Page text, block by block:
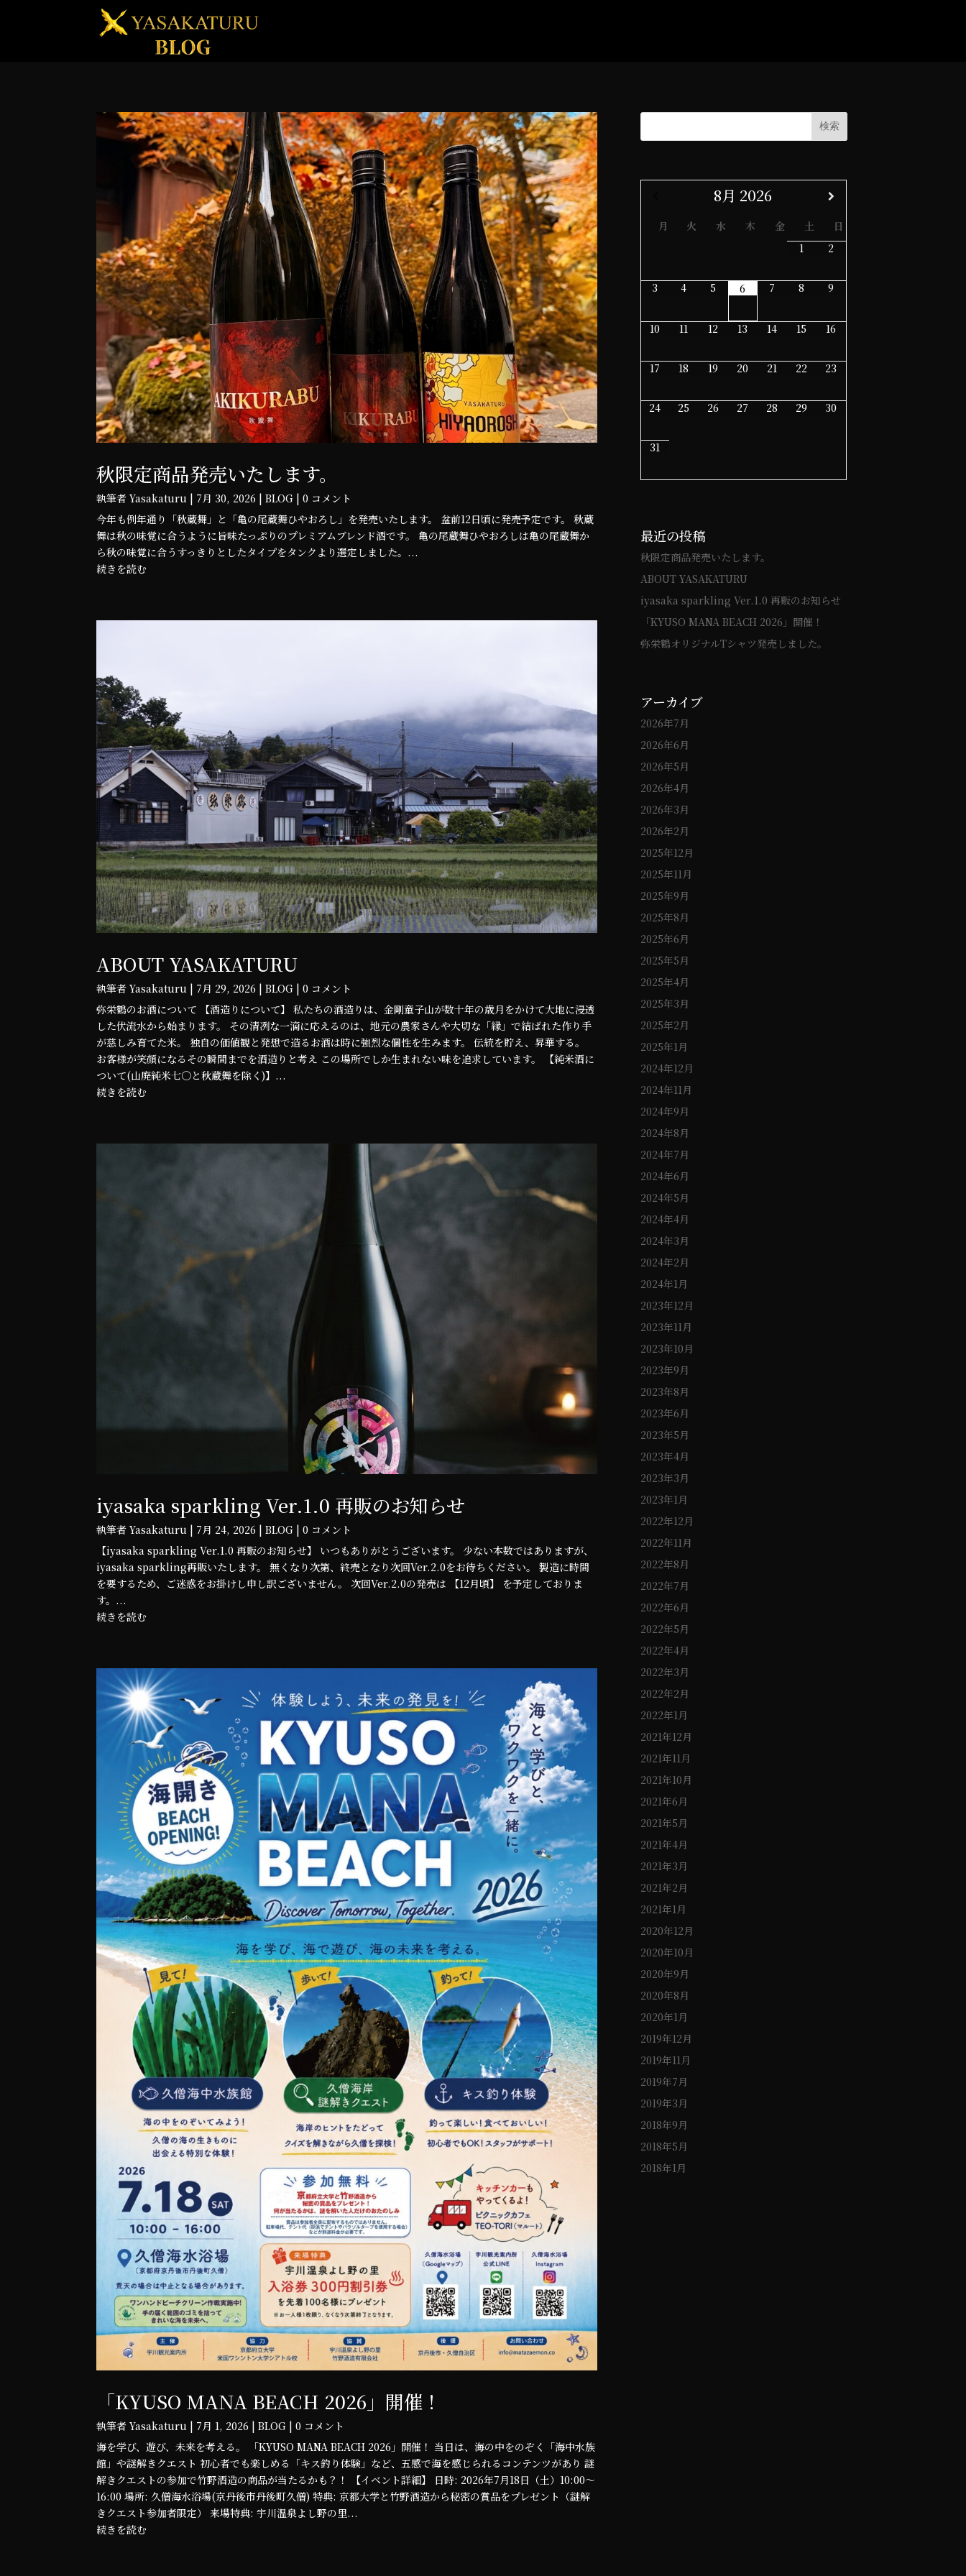
秋限定商品発売いたします。
執筆者Yasakaturu | 7月 30, 2026 |BLOG | 0 コメント
今年も例年通り「秋蔵舞」と「亀の尾蔵舞ひやおろし」を発売いたします。 盆前12日頃に発売予定です。 秋蔵
舞は秋の味覚に合うように旨味たっぷりのプレミアムブレンド酒です。 亀の尾蔵舞ひやおろしは亀の尾蔵舞か
ら秋の味覚に合うすっきりとしたタイプをタンクより選定しました。...
続きを読む
ABOUT YASAKATURU
執筆者Yasakaturu | 7月 29, 2026 |BLOG | 0 コメント
弥栄鶴のお酒について 【酒造りについて】 私たちの酒造りは、金剛童子山が数十年の歳月をかけて大地に浸透
した伏流水から始まります。 その清冽な一滴に応えるのは、地元の農家さんや大切な「縁」で結ばれた作り手
が慈しみ育てた米。 独自の価値観と発想で造るお酒は時に強烈な個性を生みます。 伝統を貯え、昇華する。
お客様が笑顔になるその瞬間までを酒造りと考え この場所でしか生まれない味を追求しています。 【純米酒に
ついて(山廃純米七〇と秋蔵舞を除く)】...
続きを読む
iyasaka sparkling Ver.1.0 再販のお知らせ
執筆者Yasakaturu | 7月 24, 2026 |BLOG | 0 コメント
【iyasaka sparkling Ver.1.0 再販のお知らせ】 いつもありがとうございます。 少ない本数ではありますが、
iyasaka sparkling再販いたします。 無くなり次第、終売となり次回Ver.2.0をお待ちください。 製造に時間
を要するため、ご迷惑をお掛けし申し訳ございません。 次回Ver.2.0の発売は 【12月頃】 を予定しておりま
す。...
続きを読む
「KYUSO MANA BEACH 2026」開催！
執筆者Yasakaturu | 7月 1, 2026 |BLOG | 0 コメント
海を学び、遊び、未来を考える。 「KYUSO MANA BEACH 2026」開催！ 当日は、海の中をのぞく「海中水族
館」や謎解きクエスト 初心者でも楽しめる「キス釣り体験」など、五感で海を感じられるコンテンツがあり 謎
解きクエストの参加で竹野酒造の商品が当たるかも？！ 【イベント詳細】 日時: 2026年7月18日（土）10:00〜
16:00 場所: 久僧海水浴場(京丹後市丹後町久僧) 特典: 京都大学と竹野酒造から秘密の賞品をプレゼント（謎解
きクエスト参加者限定） 来場特典: 宇川温泉よし野の里...
続きを読む
8月 2026
月 火 水 木 金 土
日
1
2
3 4 5 6 7 8 9
10 11 12 13 14 15 16
17 18 19 20 21 22 23
24 25 26 27 28 29 30
31
最近の投稿
秋限定商品発売いたします。
ABOUT YASAKATURU
iyasaka sparkling Ver.1.0 再販のお知らせ
「KYUSO MANA BEACH 2026」開催！
弥栄鶴オリジナルTシャツ発売しました。
アーカイブ
2026年7月
2026年6月
2026年5月
2026年4月
2026年3月
2026年2月
2025年12月
2025年11月
2025年9月
2025年8月
2025年6月
2025年5月
2025年4月
2025年3月
2025年2月
2025年1月
2024年12月
2024年11月
2024年9月
2024年8月
2024年7月
2024年6月
2024年5月
2024年4月
2024年3月
2024年2月
2024年1月
2023年12月
2023年11月
2023年10月
2023年9月
2023年8月
2023年6月
2023年5月
2023年4月
2023年3月
2023年1月
2022年12月
2022年11月
2022年8月
2022年7月
2022年6月
2022年5月
2022年4月
2022年3月
2022年2月
2022年1月
2021年12月
2021年11月
2021年10月
2021年6月
2021年5月
2021年4月
2021年3月
2021年2月
2021年1月
2020年12月
2020年10月
2020年9月
2020年8月
2020年1月
2019年12月
2019年11月
2019年7月
2019年3月
2018年9月
2018年5月
2018年1月